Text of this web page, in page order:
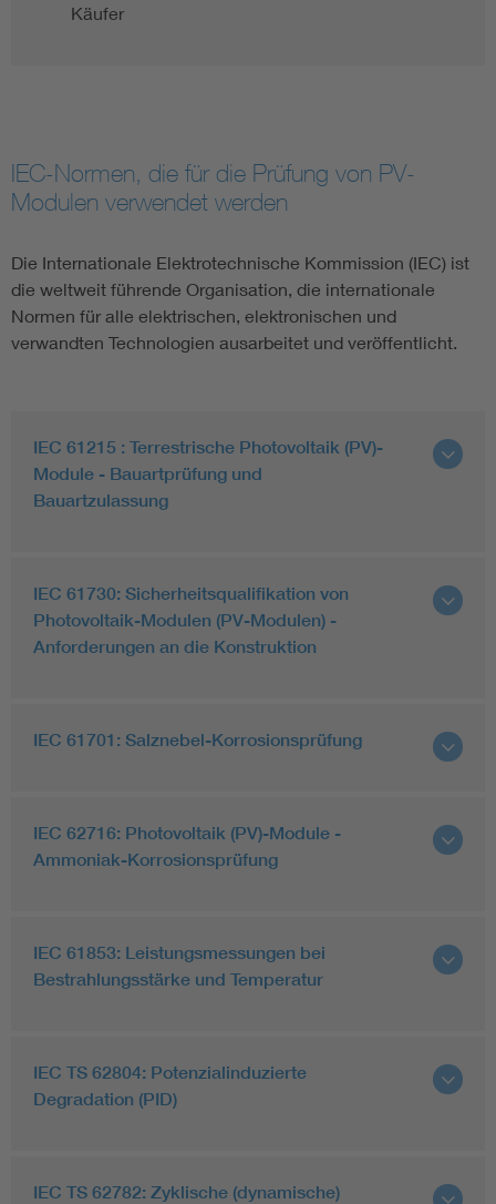
Käufer
IEC-Normen, die für die Prüfung von PV-
Modulen verwendet werden
Die Internationale Elektrotechnische Kommission (IEC) ist
die weltweit führende Organisation, die internationale
Normen für alle elektrischen, elektronischen und
verwandten Technologien ausarbeitet und veröffentlicht.
IEC 61215 : Terrestrische Photovoltaik (PV)-
Module - Bauartprüfung und
Bauartzulassung
IEC 61730: Sicherheitsqualifikation von
Photovoltaik-Modulen (PV-Modulen) -
Anforderungen an die Konstruktion
IEC 61701: Salznebel-Korrosionsprüfung
IEC 62716: Photovoltaik (PV)-Module -
Ammoniak-Korrosionsprüfung
IEC 61853: Leistungsmessungen bei
Bestrahlungsstärke und Temperatur
IEC TS 62804: Potenzialinduzierte
Degradation (PID)
IEC TS 62782: Zyklische (dynamische)